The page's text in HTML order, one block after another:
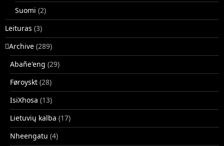
Suomi (2)
Leituras (3)
􏿽Archive (289)
Abañe'eng (29)
Føroyskt (28)
IsiXhosa (13)
Lietuvių kalba (17)
Nheengatu (4)